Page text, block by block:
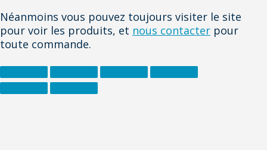
Néanmoins vous pouvez toujours visiter le site
pour voir les produits, et nous contacter pour
toute commande.